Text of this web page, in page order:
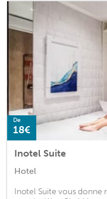
De
18€
Inotel Suite
Hotel
Inotel Suite vous donne